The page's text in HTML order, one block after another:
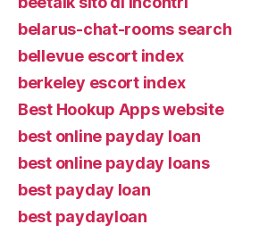
belarus-chat-rooms search
bellevue escort index
berkeley escort index
Best Hookup Apps website
best online payday loan
best online payday loans
best payday loan
best paydayloan